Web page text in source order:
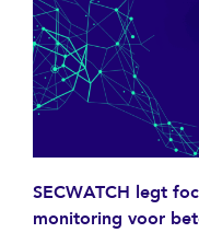
SECWATCH legt
monitoring voor